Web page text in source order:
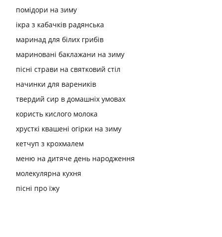
помідори на зиму
ікра з кабачків радянська
маринад для білих грибів
мариновані баклажани на зиму
пісні страви на святковий стіл
начинки для вареників
твердий сир в домашніх умовах
користь кислого молока
хрусткі квашені огірки на зиму
кетчуп з крохмалем
меню на дитяче день народження
молекулярна кухня
пісні про їжу